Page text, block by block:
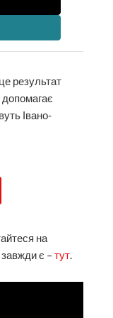
результат
допомагає
Івано-
на
завжди є –тут.